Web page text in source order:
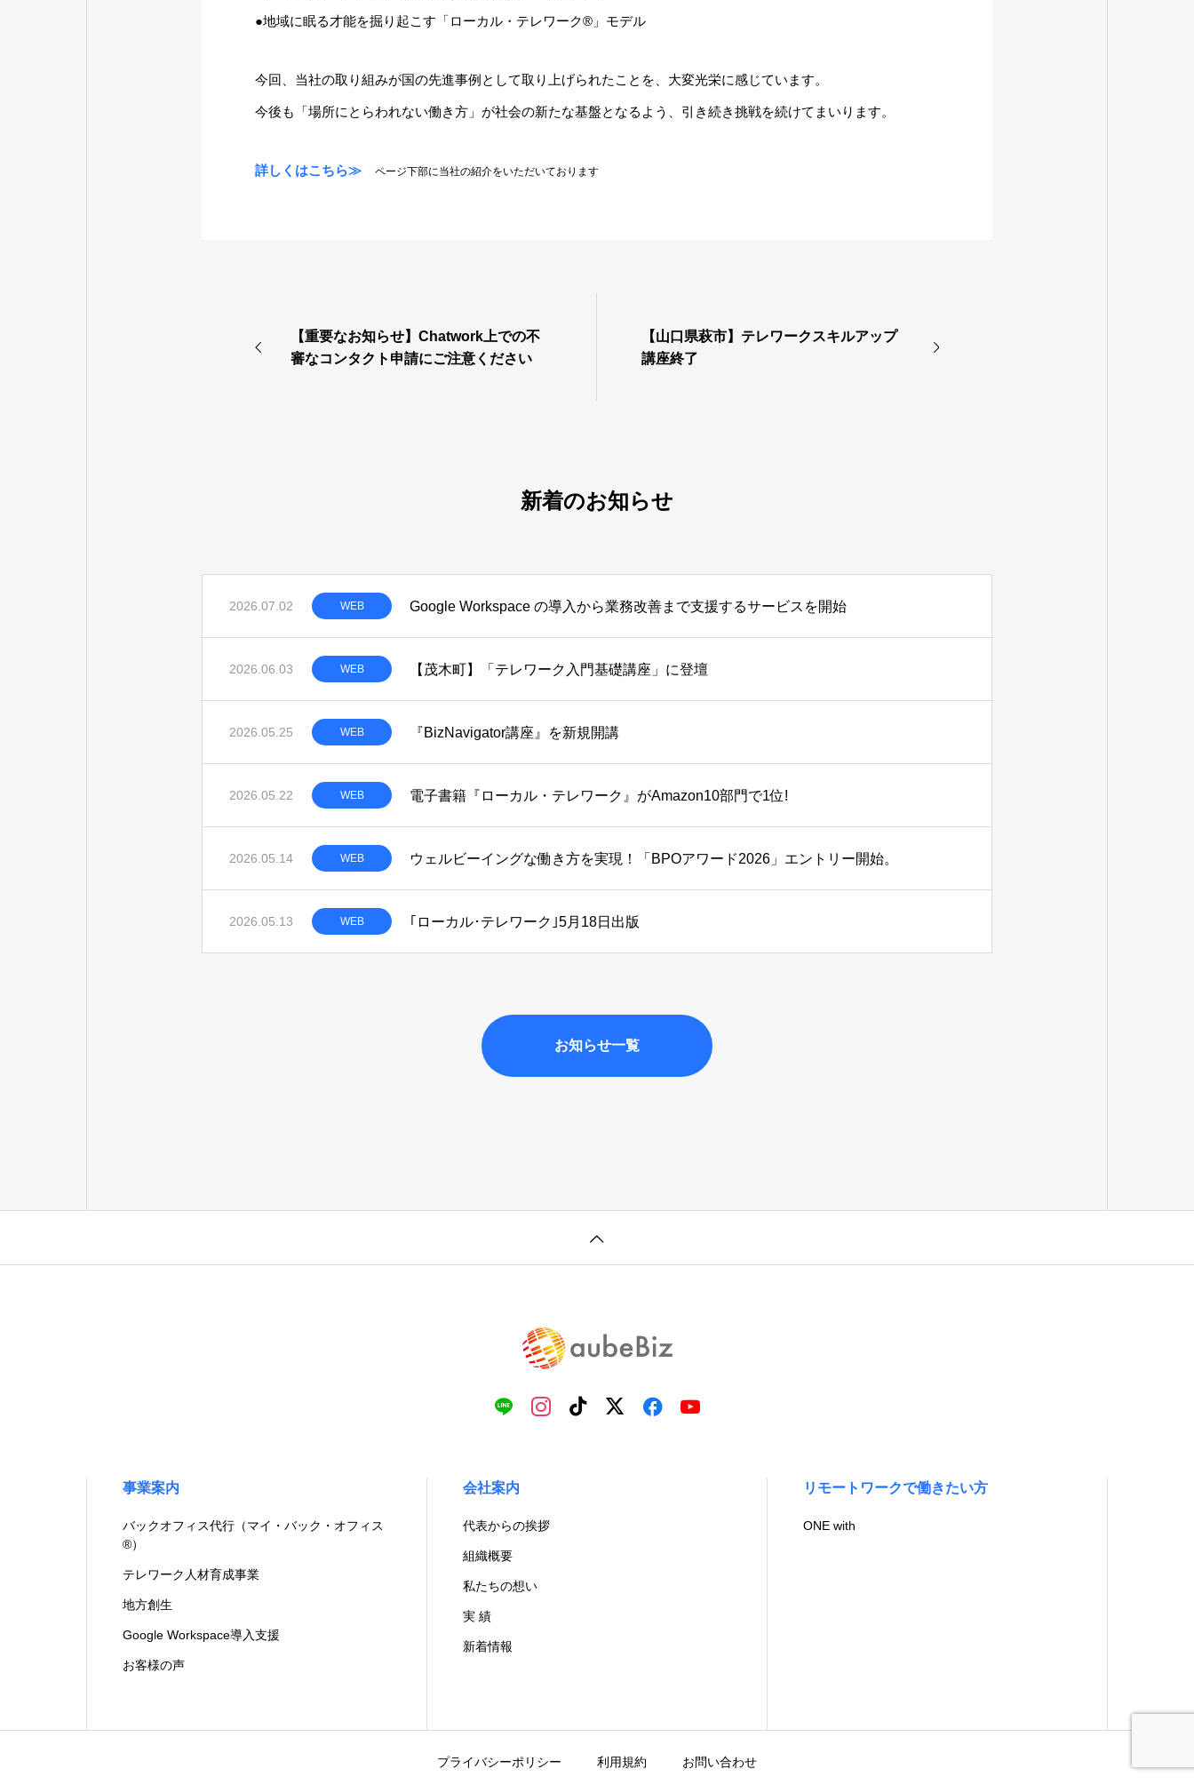
●地域に眠る才能を掘り起こす「ローカル・テレワーク®」モデル
今回、当社の取り組みが国の先進事例として取り上げられたことを、大変光栄に感じています。
今後も「場所にとらわれない働き方」が社会の新たな基盤となるよう、引き続き挑戦を続けてまいります。
詳しくはこちら≫ ページ下部に当社の紹介をいただいております
【重要なお知らせ】Chatwork上での不
審なコンタクト申請にご注意ください
【山口県萩市】テレワークスキルアップ
講座終了
新着のお知らせ
2026.07.02 WEB Google Workspace の導入から業務改善まで支援するサービスを開始
2026.06.03 WEB 【茂木町】「テレワーク入門基礎講座」に登壇
2026.05.25 WEB 『BizNavigator講座』を新規開講
2026.05.22 WEB 電子書籍『ローカル・テレワーク』がAmazon10部門で1位!
2026.05.14 WEB ウェルビーイングな働き方を実現！「BPOアワード2026」エントリー開始。
2026.05.13 WEB ｢ローカル･テレワーク｣5月18日出版
お知らせ一覧
事業案内
バックオフィス代行（マイ・バック・オフィス
®）
テレワーク人材育成事業
地方創生
Google Workspace導入支援
お客様の声
会社案内
代表からの挨拶
組織概要
私たちの想い
実 績
新着情報
リモートワークで働きたい方
ONE with
プライバシーポリシー 利用規約 お問い合わせ